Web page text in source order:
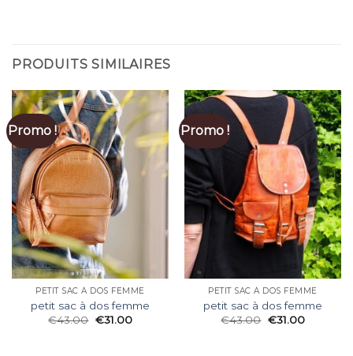
PRODUITS SIMILAIRES
Promo !
PETIT SAC À DOS FEMME
petit sac à dos femme
€43.00 €31.00
Promo !
PETIT SAC À DOS FEMME
petit sac à dos femme
€43.00 €31.00